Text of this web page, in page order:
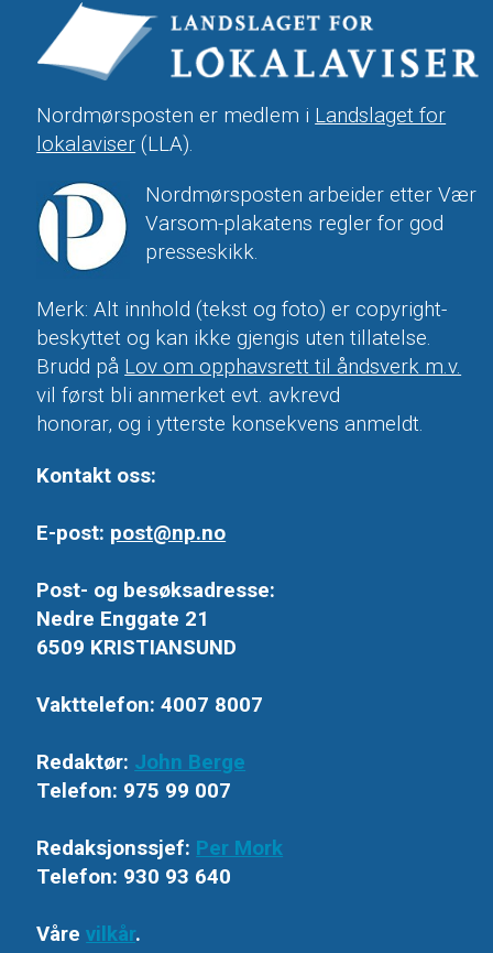
Nordmørsposten er medlem i Landslaget for
lokalaviser (LLA).
Nordmørsposten arbeider etter Vær
Varsom-plakatens regler for god
presseskikk.
Merk: Alt innhold (tekst og foto) er copyright-
beskyttet og kan ikke gjengis uten tillatelse.
Brudd på Lov om opphavsrett til åndsverk m.v.
vil først bli anmerket evt. avkrevd
honorar, og i ytterste konsekvens anmeldt.
Kontakt oss:
E-post: post@np.no
Post- og besøksadresse:
Nedre Enggate 21
6509 KRISTIANSUND
Vakttelefon: 4007 8007
Redaktør: John Berge
Telefon: 975 99 007
Redaksjonssjef: Per Mork
Telefon: 930 93 640
Vårevilkår.